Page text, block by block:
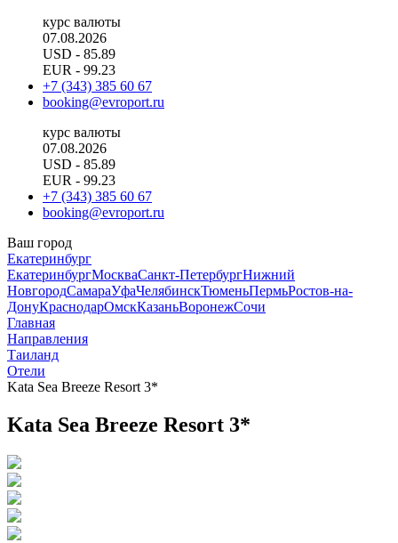
курс валюты
07.08.2026
USD - 85.89
EUR - 99.23
+7 (343) 385 60 67
booking@evroport.ru
курс валюты
07.08.2026
USD - 85.89
EUR - 99.23
+7 (343) 385 60 67
booking@evroport.ru
Ваш город
Екатеринбург
ЕкатеринбургМоскваСанкт-ПетербургНижний
НовгородСамараУфаЧелябинскТюменьПермьРостов-на-
ДонуКраснодарОмскКазаньВоронежСочи
Главная
Направления
Таиланд
Отели
Kata Sea Breeze Resort 3*
Kata Sea Breeze Resort 3*